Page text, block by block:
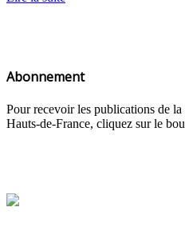
Abonnement
Pour recevoir les publications de
Hauts-de-France, cliquez sur le